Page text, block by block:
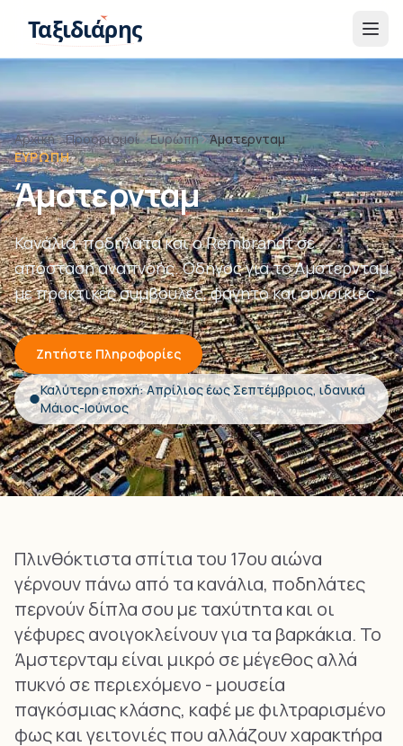
Ταξιδιάρης
Αρχική Προορισμοί Ευρώπη
Άμστερνταμ
ΕΥΡΏΠΗ
Άμστερνταμ
Κανάλια, ποδήλατα και ο Rembrandt σε
απόσταση αναπνοής. Οδηγός για το Άμστερνταμ
με πρακτικές συμβουλές, φαγητό και συνοικίες.
Ζητήστε Πληροφορίες
Καλύτερη εποχή: Απρίλιος έως Σεπτέμβριος, ιδανικά
Μάιος-Ιούνιος
Πλινθόκτιστα σπίτια του 17ου αιώνα
γέρνουν πάνω από τα κανάλια, ποδηλάτες
περνούν δίπλα σου με ταχύτητα και οι
γέφυρες ανοιγοκλείνουν για τα βαρκάκια. Το
Άμστερνταμ είναι μικρό σε μέγεθος αλλά
πυκνό σε περιεχόμενο - μουσεία
παγκόσμιας κλάσης, καφέ με φιλτραρισμένο
φως και γειτονιές που αλλάζουν χαρακτήρα